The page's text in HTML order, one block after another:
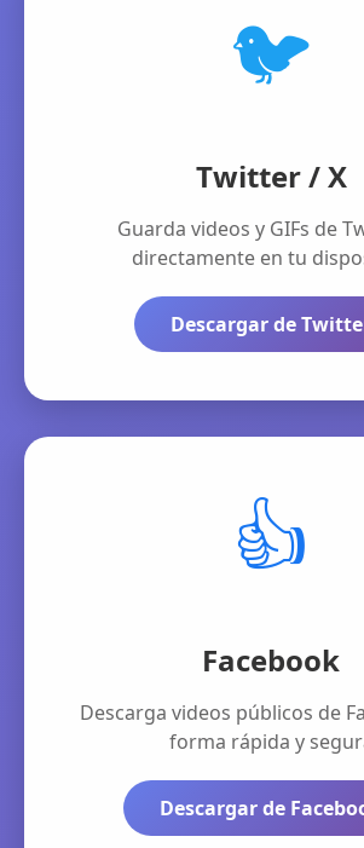
🐦
Twitter / X
Guarda videos y GIFs de
directamente en tu
Descargar de
👍
Facebook
Descarga videos públicos de
forma rápida y
Descargar de